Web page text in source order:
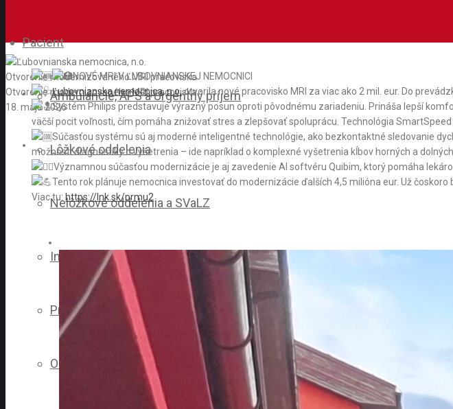
Pacient
Ambulancie, APS a Urgentný príjem
Lôžkové oddelenia
Nelôžkové oddelenia a SVaLZ
Informácie pre pacientov
Pripomienky, sťažnosti, nahlasovanie korupcie, poskytovanie informácií-
Objednajte sa na vyšetrenie
Otvorenie modernizovaného MRI pracoviska
Otvorenie modernizovaného MRI pracoviska
18. mája 2026
NOVÉ MRI V ĽUBOVNIANSKEJ NEMOCNICI
Ľubovnianska nemocnica, n.o.otvorila nové pracovisko MRI za viac ako 2 mil. eur. Do
Systém Philips predstavuje výrazný posun oproti pôvodnému zariadeniu. Prináša lepší
väčší pocit voľnosti, čím pomáha znižovať stres a zlepšovať spoluprácu. Technológia
Súčasťou systému sú aj moderné inteligentné technológie, ako bezkontaktné sledovanie
možnosti diagnostiky o vyšetrenia – ide napríklad o komplexné vyšetrenia kĺbov horných a
Významnou súčasťou modernizácie je aj zavedenie AI softvéru Quibim, ktorý pomáha
Tento rok plánuje nemocnica investovať do modernizácie ďalších 4,5 milióna eur. Už
Viac tu: https://lnk.sk/prmu2